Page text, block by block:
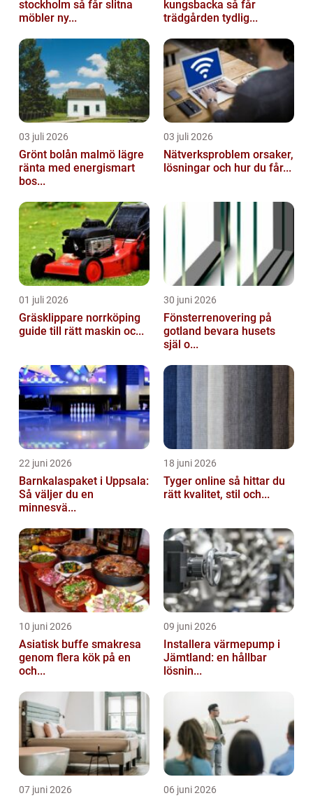
stockholm så får slitna
möbler ny...
kungsbacka så får
trädgården tydlig...
03 juli 2026
Grönt bolån malmö lägre
ränta med energismart
bos...
03 juli 2026
Nätverksproblem orsaker,
lösningar och hur du får...
01 juli 2026
Gräsklippare norrköping
guide till rätt maskin oc...
30 juni 2026
Fönsterrenovering på
gotland bevara husets
själ o...
22 juni 2026
Barnkalaspaket i Uppsala:
Så väljer du en
minnesvä...
18 juni 2026
Tyger online så hittar du
rätt kvalitet, stil och...
10 juni 2026
Asiatisk buffe smakresa
genom flera kök på en
och...
09 juni 2026
Installera värmepump i
Jämtland: en hållbar
lösnin...
07 juni 2026 06 juni 2026